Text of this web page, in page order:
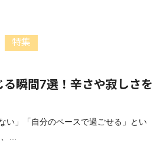
特集
瞬間7選！辛さや寂しさを
い」「自分のペースで過ごせる」とい
、…